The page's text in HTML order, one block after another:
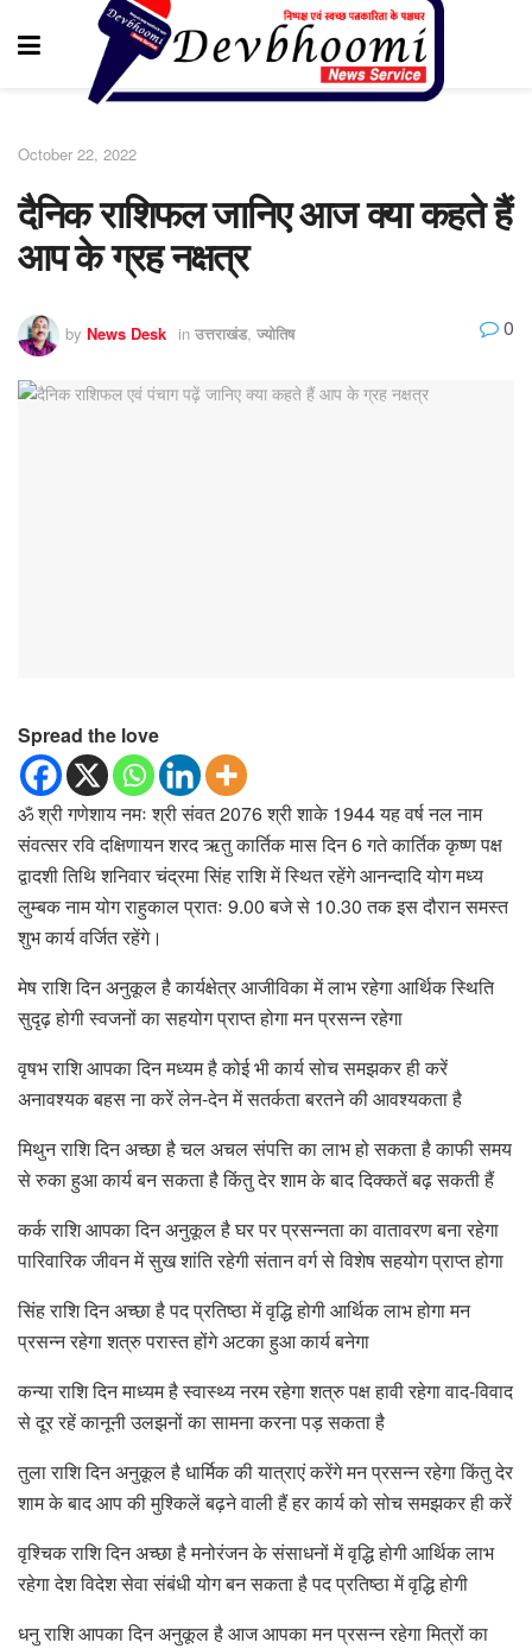
October 22, 2022
दैनिक राशिफल जानिए आज क्या कहते हैं
आप के ग्रह नक्षत्र
by News Desk in उत्तराखंड, ज्योतिष 0
Spread the love
ॐ श्री गणेशाय नमः श्री संवत 2076 श्री शाके 1944 यह वर्ष नल नाम
संवत्सर रवि दक्षिणायन शरद ऋतु कार्तिक मास दिन 6 गते कार्तिक कृष्ण पक्ष
द्वादशी तिथि शनिवार चंद्रमा सिंह राशि में स्थित रहेंगे आनन्दादि योग मध्य
लुम्बक नाम योग राहुकाल प्रातः 9.00 बजे से 10.30 तक इस दौरान समस्त
शुभ कार्य वर्जित रहेंगे।
मेष राशि दिन अनुकूल है कार्यक्षेत्र आजीविका में लाभ रहेगा आर्थिक स्थिति
सुदृढ़ होगी स्वजनों का सहयोग प्राप्त होगा मन प्रसन्न रहेगा
वृषभ राशि आपका दिन मध्यम है कोई भी कार्य सोच समझकर ही करें
अनावश्यक बहस ना करें लेन-देन में सतर्कता बरतने की आवश्यकता है
मिथुन राशि दिन अच्छा है चल अचल संपत्ति का लाभ हो सकता है काफी समय
से रुका हुआ कार्य बन सकता है किंतु देर शाम के बाद दिक्कतें बढ़ सकती हैं
कर्क राशि आपका दिन अनुकूल है घर पर प्रसन्नता का वातावरण बना रहेगा
पारिवारिक जीवन में सुख शांति रहेगी संतान वर्ग से विशेष सहयोग प्राप्त होगा
सिंह राशि दिन अच्छा है पद प्रतिष्ठा में वृद्धि होगी आर्थिक लाभ होगा मन
प्रसन्न रहेगा शत्रु परास्त होंगे अटका हुआ कार्य बनेगा
कन्या राशि दिन माध्यम है स्वास्थ्य नरम रहेगा शत्रु पक्ष हावी रहेगा वाद-विवाद
से दूर रहें कानूनी उलझनों का सामना करना पड़ सकता है
तुला राशि दिन अनुकूल है धार्मिक की यात्राएं करेंगे मन प्रसन्न रहेगा किंतु देर
शाम के बाद आप की मुश्किलें बढ़ने वाली हैं हर कार्य को सोच समझकर ही करें
वृश्चिक राशि दिन अच्छा है मनोरंजन के संसाधनों में वृद्धि होगी आर्थिक लाभ
रहेगा देश विदेश सेवा संबंधी योग बन सकता है पद प्रतिष्ठा में वृद्धि होगी
धनु राशि आपका दिन अनुकूल है आज आपका मन प्रसन्न रहेगा मित्रों का